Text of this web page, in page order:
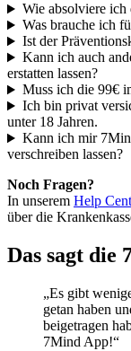
Wie absolviere ich
Was brauche ich
Ist der
Kann ich auch
erstatten lassen?
Muss ich die 99€
Ich bin privat
unter 18 Jahren.
Kann ich mir
verschreiben lassen?
Noch Fragen?
In unserem Help
über die
Das sagt die
„Es gibt
getan haben
beigetragen
7Mind App!“